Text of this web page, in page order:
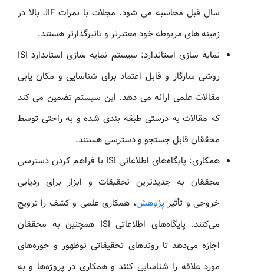
سال قبل محاسبه می شود. مجلات با نمرات JIF بالا در
زمینه های مربوطه خود معتبرتر و تاثیرگذارتر هستند.
نمایه سازی استاندارد: سیستم نمایه سازی استاندارد ISI
روشی سازگار و قابل اعتماد برای شناسایی و مکان یابی
مقالات علمی ارائه می دهد. این سیستم تضمین می کند
که مقالات به درستی طبقه بندی شده و به راحتی توسط
محققان قابل جستجو و دسترسی هستند.
همکاری: پایگاه‌های اطلاعاتی ISI با فراهم کردن دسترسی
محققان به جدیدترین تحقیقات و ابزار برای ردیابی
خروجی و تأثیر پژوهش، همکاری علمی و کشف را ترویج
می‌کنند. پایگاه‌های اطلاعاتی ISI همچنین به محققان
اجازه می‌دهد تا روندهای تحقیقاتی نوظهور و حوزه‌های
مورد علاقه را شناسایی کنند و همکاری در پروژه‌ها و به